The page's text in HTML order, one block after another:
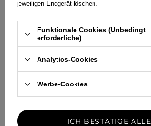
ROSAFARBENEN GLANZ DES
M
XL
189,00 €
189,00 €
jeweiligen Endgerät löschen.
Funktionale Cookies (Unbedingt
erforderliche)
Analytics-Cookies
Werbe-Cookies
ICH BESTÄTIGE ALLE